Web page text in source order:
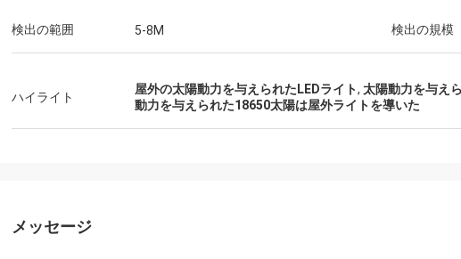
Bestliteはと働く素晴らしい会社であり、
事をあなたのプロ精神、知識および自発性
のためにそれほどもっと簡単にした。私は
検出の範囲 5-8M 検出の規模
ハイライト
屋外の太陽動力を与えられたLEDライト, 太陽動力を与え
動力を与えられた18650太陽は屋外ライトを導いた
メッセージ